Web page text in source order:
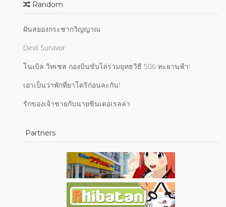
Random
ฝันสยองกระชากวิญญาณ
Devil Survivor
โนเบิล วิทเชส กองบินขับไล่ร่วมยุทธวิธี 506 ทะยานฟ้า!
เอาเป็นว่าพักที่ยาโดริก่อนละกัน!
รักของเจ้าชายกับนายซินเดอเรลล่า
Partners